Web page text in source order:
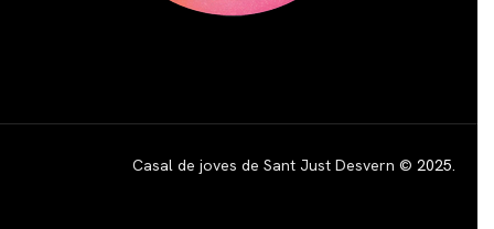
Casal de joves de Sant Just Desvern © 2025